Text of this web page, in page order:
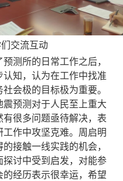
交流互动
测所的日常工作之后，
知，认为在工作中找准
会极的目标极为重要。
预测对于人民至上重大
很多问题亟待解决，表
工作中攻坚克难。周启明
接触一线实践的机会，
讨中受到启发，对能参
经历表示很幸运，希望